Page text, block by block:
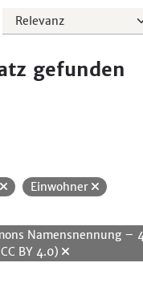
gefunden
Einwohner
Namensnennung –
BY 4.0)